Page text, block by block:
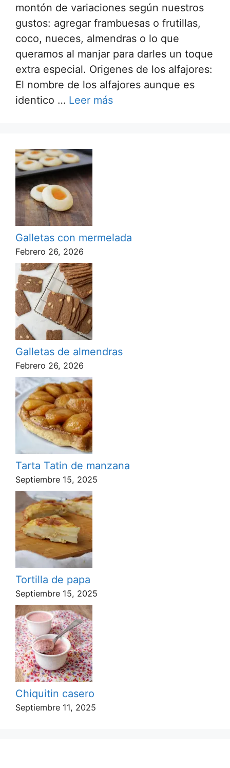
montón de variaciones según nuestros
gustos: agregar frambuesas o frutillas,
coco, nueces, almendras o lo que
queramos al manjar para darles un toque
extra especial. Origenes de los alfajores:
El nombre de los alfajores aunque es
identico … Leer más
Galletas con mermelada
Febrero 26, 2026
Galletas de almendras
Febrero 26, 2026
Tarta Tatin de manzana
Septiembre 15, 2025
Tortilla de papa
Septiembre 15, 2025
Chiquitin casero
Septiembre 11, 2025